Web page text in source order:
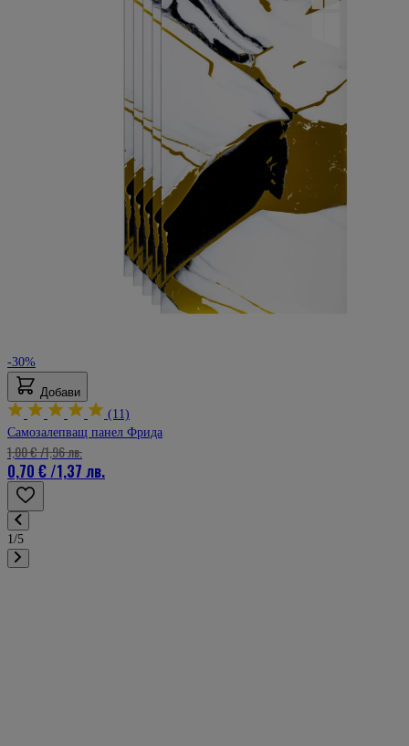
-30%
Добави
(11)
Самозалепващ панел Фрида
0,70 € /1,37 лв.
1,00 €/1,96 лв.
1/5